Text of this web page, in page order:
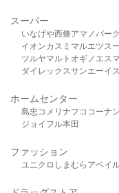
スーパー
いなげや西條アマノパー
イオンカスミ マルエツス
ツルヤマルト オギノ エス
ダイレックスサンエーイ
ホームセンター
島忠 コメリ ナフコ コーナン
ジョイフル本田
ファッション
ユニクロ しまむら アベイ